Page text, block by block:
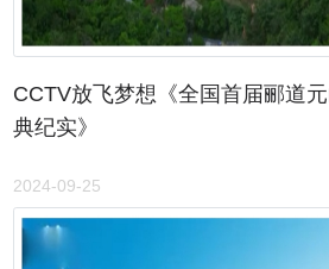
CCTV放飞梦想《全国首届郦道
典纪实》
2024-09-25